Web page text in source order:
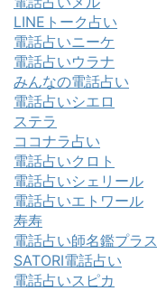
LINEトーク占い
電話占いニーケ
電話占いウラナ
みんなの電話占い
電話占いシエロ
ステラ
ココナラ占い
電話占いクロト
電話占いシェリール
電話占いエトワール
寿寿
電話占い師名鑑プラス
SATORI電話占い
電話占いスピカ